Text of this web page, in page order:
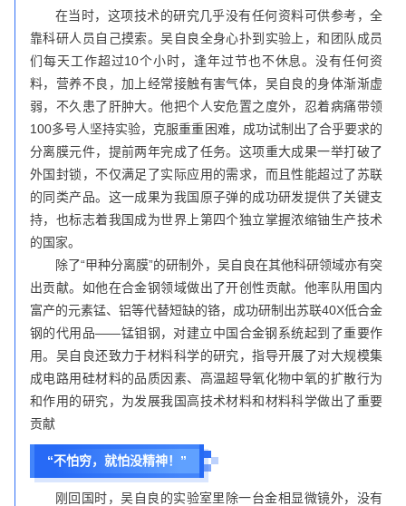
在当时，这项技术的研究几乎没有任何资料可供参考，全
靠科研人员自己摸索。吴自良全身心扑到实验上，和团队成员
们每天工作超过10个小时，逢年过节也不休息。没有任何资
料，营养不良，加上经常接触有害气体，吴自良的身体渐渐虚
弱，不久患了肝肿大。他把个人安危置之度外，忍着病痛带领
100多号人坚持实验，克服重重困难，成功试制出了合乎要求的
分离膜元件，提前两年完成了任务。这项重大成果一举打破了
外国封锁，不仅满足了实际应用的需求，而且性能超过了苏联
的同类产品。这一成果为我国原子弹的成功研发提供了关键支
持，也标志着我国成为世界上第四个独立掌握浓缩铀生产技术
的国家。
除了“甲种分离膜”的研制外，吴自良在其他科研领域亦有突
出贡献。如他在合金钢领域做出了开创性贡献。他率队用国内
富产的元素锰、铝等代替短缺的铬，成功研制出苏联40X低合金
钢的代用品——锰钼钢，对建立中国合金钢系统起到了重要作
用。吴自良还致力于材料科学的研究，指导开展了对大规模集
成电路用硅材料的品质因素、高温超导氧化物中氧的扩散行为
和作用的研究，为发展我国高技术材料和材料科学做出了重要
贡献
“不怕穷，就怕没精神！”
刚回国时，吴自良的实验室里除一台金相显微镜外，没有